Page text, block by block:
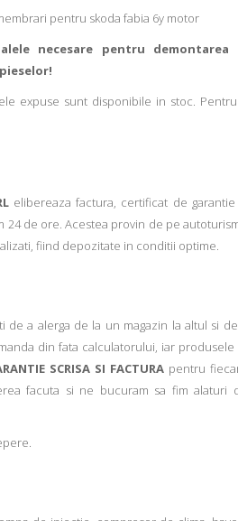
pentru skoda fabia 6y motor
necesare pentru demontarea
expuse sunt disponibile in stoc.
elibereaza factura, certificat de garantie
24 de ore. Acestea provin de pe
fiind depozitate in conditii optime.
a alerga de la un magazin la altul si
din fata calculatorului, iar produsele
SCRISA SI FACTURA pentru
facuta si ne bucuram sa fim alaturi